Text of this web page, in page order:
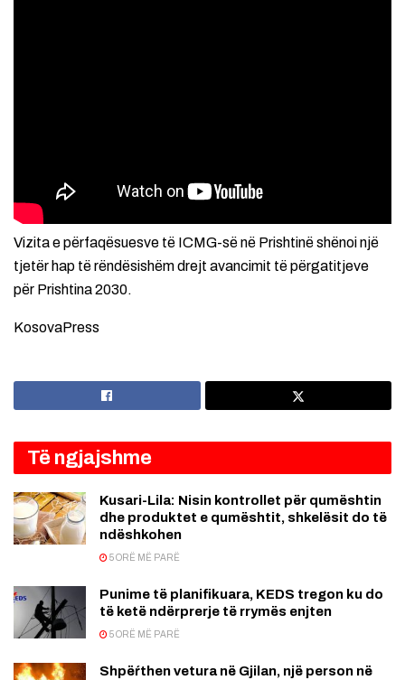
Vizita e përfaqësuesve të ICMG-së në Prishtinë shënoi një
tjetër hap të rëndësishëm drejt avancimit të përgatitjeve
për Prishtina 2030.
KosovaPress
Të ngjajshme
Kusari-Lila: Nisin kontrollet për qumështin
dhe produktet e qumështit, shkelësit do të
ndëshkohen
5 ORË MË PARË
Punime të planifikuara, KEDS tregon ku do
të ketë ndërprerje të rrymës enjten
5 ORË MË PARË
Shpëŕthen vetura në Gjilan, një person në